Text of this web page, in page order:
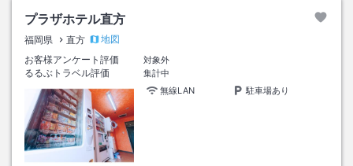
プラザホテル直方
福岡県 直方
地図
お客様アンケート評価
対象外
るるぶトラベル評価
集計中
無線LAN
駐車場あり